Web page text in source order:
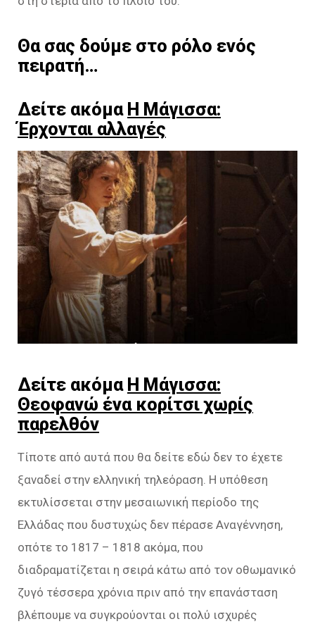
Θα σας δούμε στο ρόλο ενός
πειρατή…
Δείτε ακόμα Η Μάγισσα:
Έρχονται αλλαγές
Δείτε ακόμα Η Μάγισσα:
Θεοφανώ ένα κορίτσι χωρίς
παρελθόν
Τίποτε από αυτά που θα δείτε εδώ δεν το έχετε
ξαναδεί στην ελληνική τηλεόραση. Η υπόθεση
εκτυλίσσεται στην μεσαιωνική περίοδο της
Ελλάδας που δυστυχώς δεν πέρασε Αναγέννηση,
οπότε το 1817 – 1818 ακόμα, που
διαδραματίζεται η σειρά κάτω από τον οθωμανικό
ζυγό τέσσερα χρόνια πριν από την επανάσταση
βλέπουμε να συγκρούονται οι πολύ ισχυρές